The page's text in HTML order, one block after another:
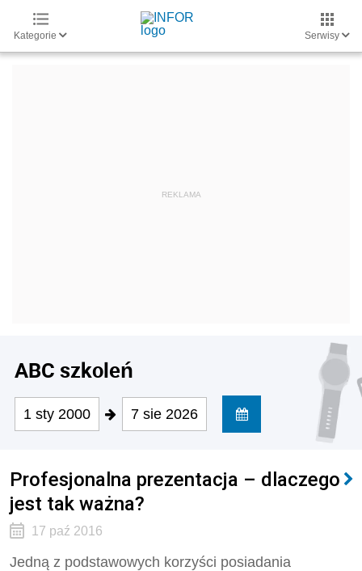
Kategorie Serwisy
ABC szkoleń
1 sty 2000 7 sie 2026
Profesjonalna prezentacja – dlaczego
jest tak ważna?
17 paź 2016
Jedną z podstawowych korzyści posiadania